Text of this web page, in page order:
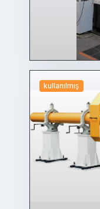
kullanılmış